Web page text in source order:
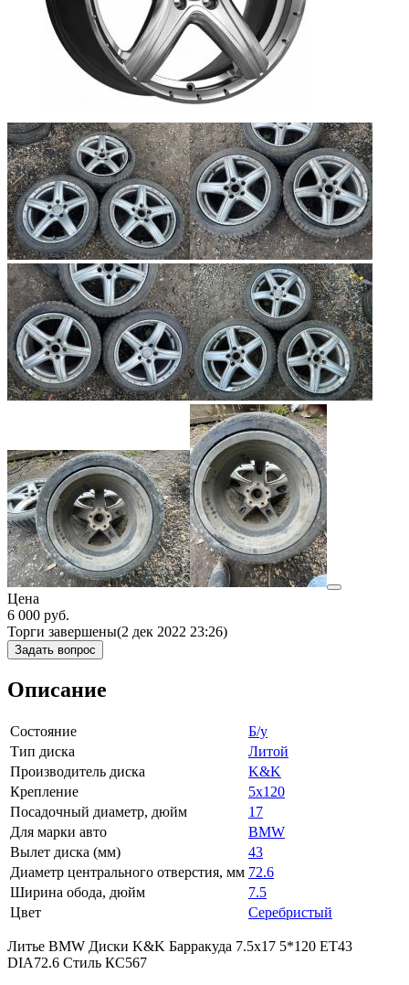
Цена
6 000 руб.
Торги завершены(2 дек 2022 23:26)
Задать вопрос
Описание
Состояние
Б/у
Тип диска
Литой
Производитель диска
K&K
Крепление
5x120
Посадочный диаметр, дюйм
17
Для марки авто
BMW
Вылет диска (мм)
43
Диаметр центрального отверстия, мм 72.6
Ширина обода, дюйм
7.5
Цвет
Серебристый
Литье BMW Диски K&K Барракуда 7.5x17 5*120 ET43
DIA72.6 Стиль КС567